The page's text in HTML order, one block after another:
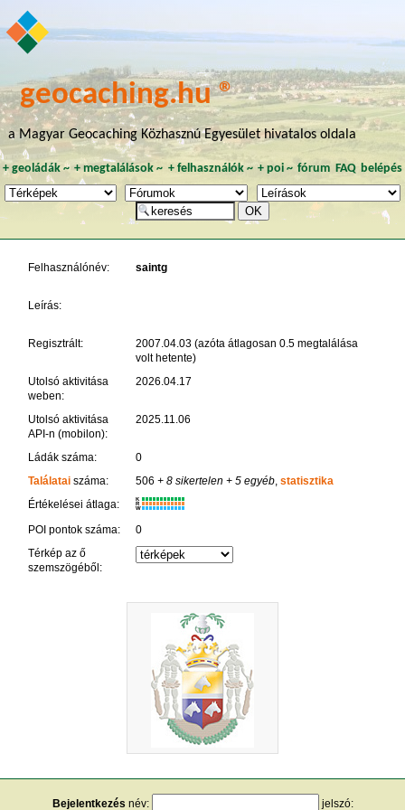
geocaching.hu ®
a Magyar Geocaching Közhasznú Egyesület hivatalos oldala
+ geoládák~ +megtalálások ~ + felhasználók~ + poi~ fórum FAQ belépés
Felhasználónév: saintg
Leírás:
Regisztrált:
2007.04.03 (azóta átlagosan 0.5 megtalálása
volt hetente)
Utolsó aktivitása
weben:
2026.04.17
Utolsó aktivitása
API-n (mobilon):
2025.11.06
Ládák száma:
0
Találataiszáma: 506 + 8 sikertelen + 5 egyéb, statisztika
Értékelései átlaga:
K
R
W
POI pontok száma:
0
Térkép az ő
szemszögéből:
Bejelentkezés név: jelszó: